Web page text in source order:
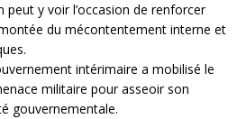
peut y voir l’occasion de renforcer
du mécontentement interne et
intérimaire a mobilisé le
militaire pour asseoir son
gouvernementale.